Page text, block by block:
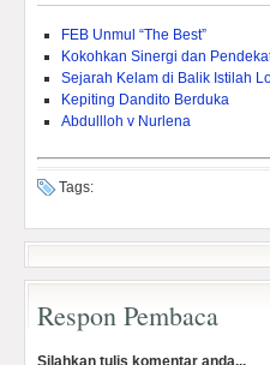
FEB Unmul “The Best”
Kokohkan Sinergi dan
Sejarah Kelam di Balik Istilah
Kepiting Dandito Berduka
Abdullloh v Nurlena
Tags:
Respon Pembaca
Silahkan tulis komentar anda...